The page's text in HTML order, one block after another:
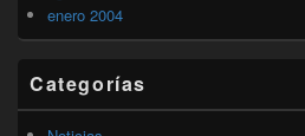
enero 2004
Categorías